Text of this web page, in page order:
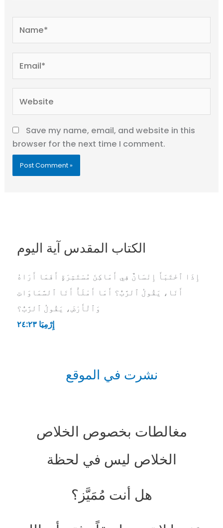
Save my name, email, and website in this
browser for the next time I comment.
الكتاب المقدس آية اليوم
إِذَا ٱخْتَبَأَ إِنْسَانٌ فِي أَمَاكِنَ مُسْتَتِرَةٍ أَفَمَا أَرَاهُ
أَنَا، يَقُولُ ٱلرَّبُّ؟ أَمَا أَمْلَأُ أَنَا ٱلسَّمَاوَاتِ
وَٱلْأَرْضَ، يَقُولُ ٱلرَّبُّ؟
إِرْمِيَا ٢٣:‏٢٤
نشرت في الموقع
مغالطات بخصوص الخلاص
الخلاص ليس في لحظة
هل أنت مُمَيَّز؟